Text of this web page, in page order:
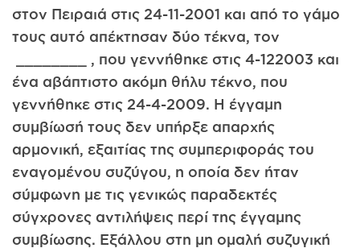
στον Πειραιά στις 24-11-2001 και από το γάμο
τους αυτό απέκτησαν δύο τέκνα, τον
________ , που γεννήθηκε στις 4-12­2003 και
ένα αβάπτιστο ακόμη θήλυ τέκνο, που
γεννήθηκε στις 24-4-2009. Η έγγαμη
συμβίωσή τους δεν υπήρξε απαρχής
αρμονική, εξαιτίας της συμπεριφοράς του
εναγομένου συζύγου, η οποία δεν ήταν
σύμφωνη με τις γενικώς παραδεκτές
σύγχρονες αντιλήψεις περί της έγγαμης
συμβίωσης. Εξάλλου στη μη ομαλή συζυγική